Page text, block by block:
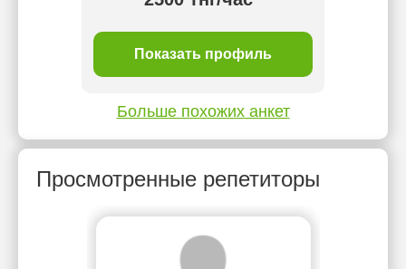
Показать профиль
Больше похожих анкет
Просмотренные репетиторы